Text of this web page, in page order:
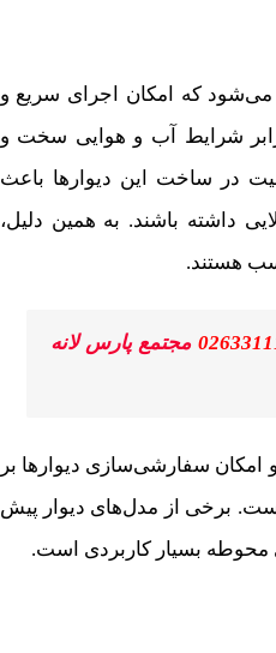
می‌شود که امکان اجرای سریع و
برابر شرایط آب و هوایی سخت و
در ساخت این دیوارها باعث
داشته باشند. به همین دلیل،
هستند.
مجتمع پارس لانه
سفارشی‌سازی دیوارها بر
برخی از مدل‌های دیوار پیش
محوطه بسیار کاربردی است.